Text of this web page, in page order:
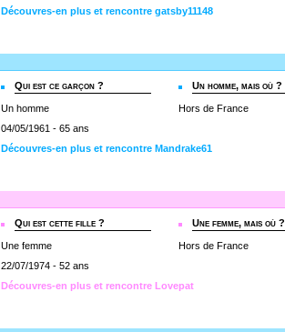
Découvres-en plus et rencontre gatsby11148
Qui est ce garçon ?
Un homme
04/05/1961 - 65 ans
Un homme, mais où ?
Hors de France
Découvres-en plus et rencontre Mandrake61
Qui est cette fille ?
Une femme
22/07/1974 - 52 ans
Une femme, mais où ?
Hors de France
Découvres-en plus et rencontre Lovepat